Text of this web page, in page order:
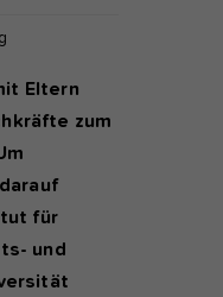
Eltern
zum
für
und